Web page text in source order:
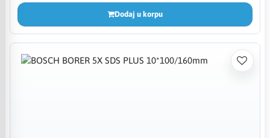
Dodaj u korpu